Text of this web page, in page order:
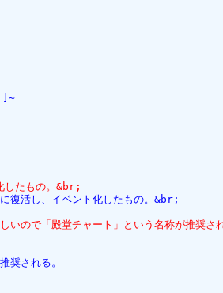
したもの。&br;
活し、イベント化したもの。&br;
ので「殿堂チャート」という名称が推奨され
奨される。